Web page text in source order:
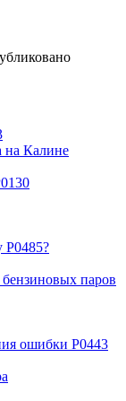
на Калине
P0485?
бензиновых паров
ошибки P0443